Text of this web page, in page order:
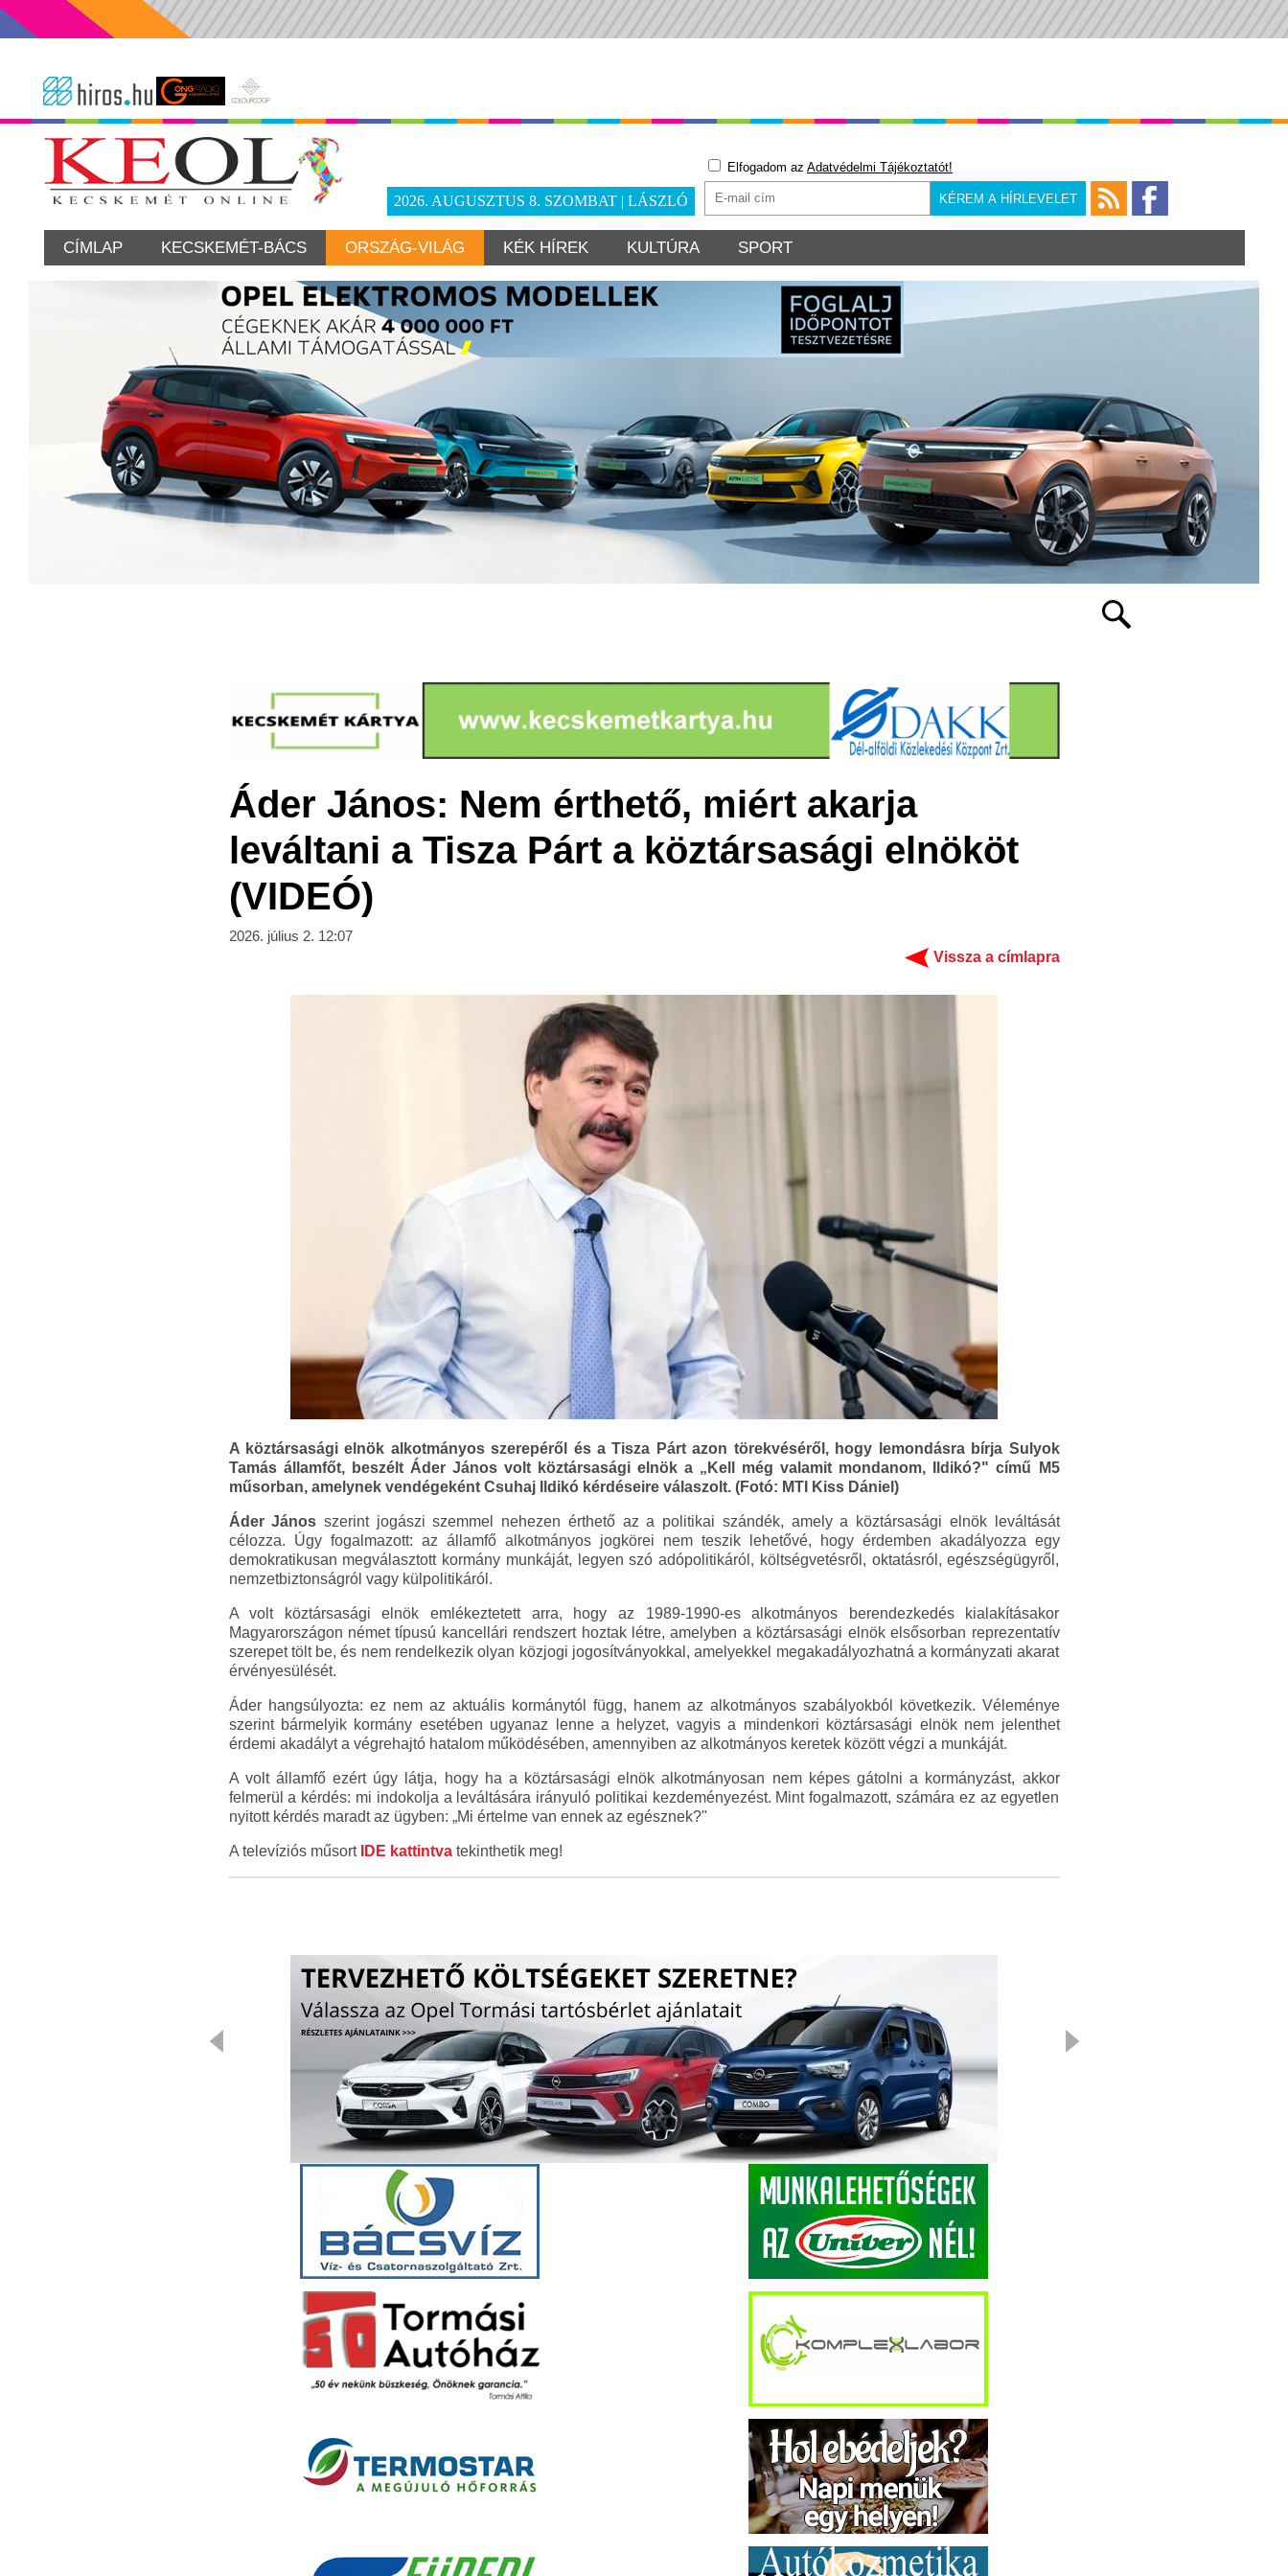
2026. AUGUSZTUS 8. SZOMBAT | LÁSZLÓ
Elfogadom az Adatvédelmi Tájékoztatót!
CÍMLAP KECSKEMÉT-BÁCS ORSZÁG-VILÁG KÉK HÍREK KULTÚRA SPORT
Áder János: Nem érthető, miért akarja
leváltani a Tisza Párt a köztársasági elnököt
(VIDEÓ)
2026. július 2. 12:07
Vissza a címlapra
A köztársasági elnök alkotmányos szerepéről és a Tisza Párt azon törekvéséről, hogy lemondásra bírja Sulyok
Tamás államfőt, beszélt Áder János volt köztársasági elnök a „Kell még valamit mondanom, Ildikó?" című M5
műsorban, amelynek vendégeként Csuhaj Ildikó kérdéseire válaszolt. (Fotó: MTI Kiss Dániel)
Áder János szerint jogászi szemmel nehezen érthető az a politikai szándék, amely a köztársasági elnök leváltását
célozza. Úgy fogalmazott: az államfő alkotmányos jogkörei nem teszik lehetővé, hogy érdemben akadályozza egy
demokratikusan megválasztott kormány munkáját, legyen szó adópolitikáról, költségvetésről, oktatásról, egészségügyről,
nemzetbiztonságról vagy külpolitikáról.
A volt köztársasági elnök emlékeztetett arra, hogy az 1989-1990-es alkotmányos berendezkedés kialakításakor
Magyarországon német típusú kancellári rendszert hoztak létre, amelyben a köztársasági elnök elsősorban reprezentatív
szerepet tölt be, és nem rendelkezik olyan közjogi jogosítványokkal, amelyekkel megakadályozhatná a kormányzati akarat
érvényesülését.
Áder hangsúlyozta: ez nem az aktuális kormánytól függ, hanem az alkotmányos szabályokból következik. Véleménye
szerint bármelyik kormány esetében ugyanaz lenne a helyzet, vagyis a mindenkori köztársasági elnök nem jelenthet
érdemi akadályt a végrehajtó hatalom működésében, amennyiben az alkotmányos keretek között végzi a munkáját.
A volt államfő ezért úgy látja, hogy ha a köztársasági elnök alkotmányosan nem képes gátolni a kormányzást, akkor
felmerül a kérdés: mi indokolja a leváltására irányuló politikai kezdeményezést. Mint fogalmazott, számára ez az egyetlen
nyitott kérdés maradt az ügyben: „Mi értelme van ennek az egésznek?"
A televíziós műsort IDE kattintvatekinthetik meg!